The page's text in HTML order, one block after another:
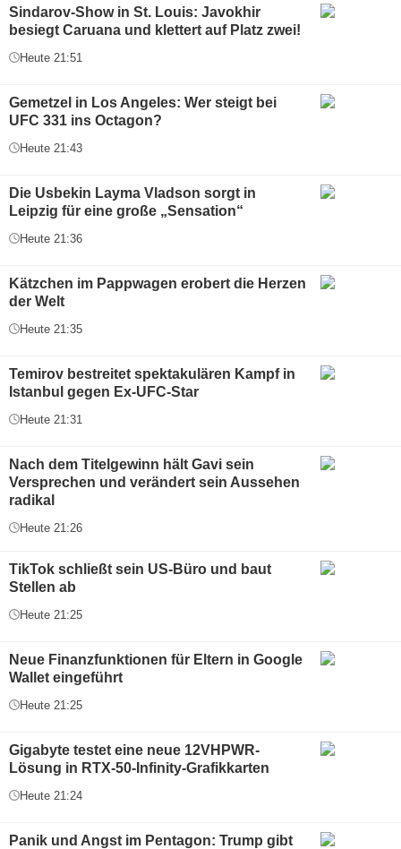
Sindarov-Show in St. Louis: Javokhir
besiegt Caruana und klettert auf Platz zwei!
Heute 21:51
Gemetzel in Los Angeles: Wer steigt bei
UFC 331 ins Octagon?
Heute 21:43
Die Usbekin Layma Vladson sorgt in
Leipzig für eine große „Sensation“
Heute 21:36
Kätzchen im Pappwagen erobert die Herzen
der Welt
Heute 21:35
Temirov bestreitet spektakulären Kampf in
Istanbul gegen Ex-UFC-Star
Heute 21:31
Nach dem Titelgewinn hält Gavi sein
Versprechen und verändert sein Aussehen
radikal
Heute 21:26
TikTok schließt sein US-Büro und baut
Stellen ab
Heute 21:25
Neue Finanzfunktionen für Eltern in Google
Wallet eingeführt
Heute 21:25
Gigabyte testet eine neue 12VHPWR-
Lösung in RTX-50-Infinity-Grafikkarten
Heute 21:24
Panik und Angst im Pentagon: Trump gibt